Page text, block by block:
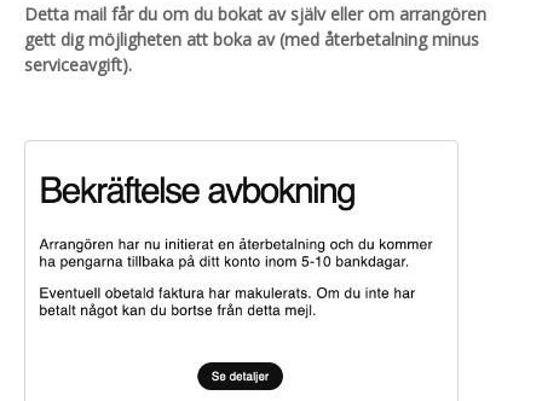
Detta mail får du om du bokat av själv eller om arrangören
gett dig möjligheten att boka av (med återbetalning minus
serviceavgift).